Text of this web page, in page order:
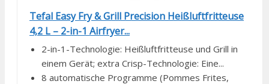
Tefal Easy Fry & Grill Precision Heißluftfritteuse
4,2 L – 2-in-1 Airfryer...
2-in-1-Technologie: Heißluftfritteuse und Grill in
einem Gerät; extra Crisp-Technologie: Eine...
8 automatische Programme (Pommes Frites,